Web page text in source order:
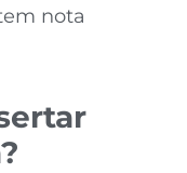
nota